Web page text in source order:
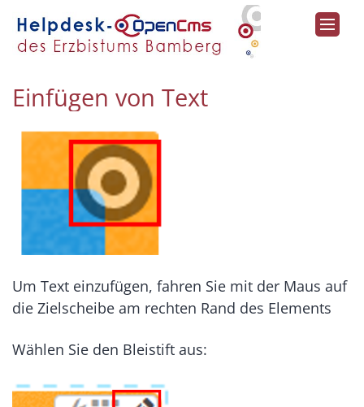
Zum Inhalt springen
Einfügen von Text
Um Text einzufügen, fahren Sie mit der Maus auf
die Zielscheibe am rechten Rand des Elements
Wählen Sie den Bleistift aus: